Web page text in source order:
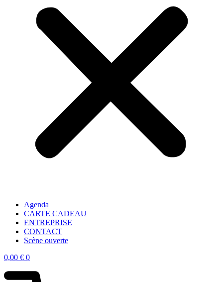
Agenda
CARTE CADEAU
ENTREPRISE
CONTACT
Scène ouverte
0,00 € 0